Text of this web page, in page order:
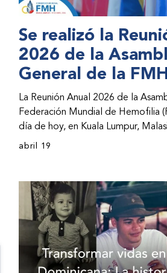
Se realizó la
2026 de la
General de la
La Reunión Anual 2026 de la
Federación Mundial de Hemofilia
día de hoy, en Kuala Lumpur,
Congreso Mundial 2026 de la
avances por parte de la dirección
evento asistieron representantes
nacionales miembros (ONM) de
interesadas.
abril 19